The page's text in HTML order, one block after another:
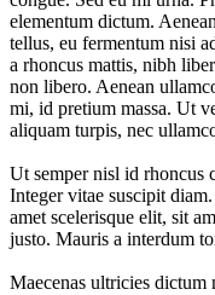
elementum dictum.
tellus, eu fermentum nisi
a rhoncus mattis, nibh
non libero. Aenean
mi, id pretium massa. Ut
aliquam turpis, nec
Ut semper nisl id rhoncus
Integer vitae suscipit
amet scelerisque elit, sit
justo. Mauris a interdum
Maecenas ultricies dictum